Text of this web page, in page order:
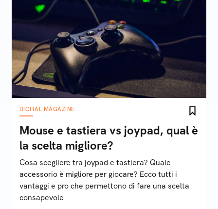
DIGITAL MAGAZINE
Mouse e tastiera vs joypad, qual è
la scelta migliore?
Cosa scegliere tra joypad e tastiera? Quale
accessorio è migliore per giocare? Ecco tutti i
vantaggi e pro che permettono di fare una scelta
consapevole